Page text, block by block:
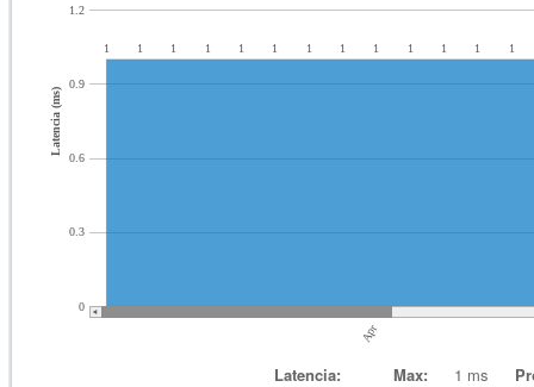
Apr
0
0.3
0.6
0.9
1.2
Latencia (ms)
1 1 1 1 1 1 1 1 1 1 1 1 1
Latencia: Max: 1 ms